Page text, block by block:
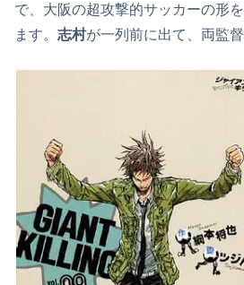
で、大阪の超攻撃的サッカーの形
ます。 志村が一列前に出て、両監